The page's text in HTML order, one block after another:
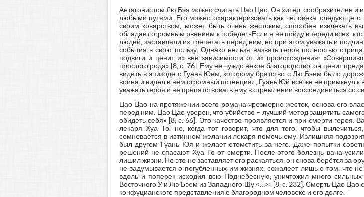
Антагонистом Лю Бэя можно считать Цао Цао. Он хитёр, сообразителен и
любыми путями. Его можно охарактеризовать как человека,
своим коварством, может быть очень жестоким, способен извлекать
обладает огромным рвением к победе: «Если я не пойду впереди всех, кто
людей, заставляли их трепетать перед ним, но при этом уважать и
события в свою пользу. Однако нельзя назвать героя полностью
подвиги и ценит их вне зависимости от их происхождения:
простого рода» [8, c. 76]. Ему не чуждо некое благородство, он ценит
видеть в эпизоде с Гуань Юем, которому братство с Лю Бэем было
воина и видел в нём огромный потенциал, Гуань Юй всё же не примкнул
уважать героя и не препятствовать ему в стремлении воссоединиться со
Цао Цао на протяжении всего романа чрезмерно жесток, основа его
перед ним. Цао Цао уверен, что убийство – лучший метод защитить
обидеть себя» [8, с. 66]. Это качество проявляется и при смерти героя.
лекаря Хуа То, но, когда тот говорит, что для того, чтобы
сомневается в истинном желании лекаря помочь ему. Излишняя
был другом Гуань Юя и желает отомстить за него. Даже попытки
решений не спасают Хуа То от смерти. После этого болезнь вана
лишил жизни. Но это не заставляет его раскаяться, он снова берётся за
не задумывается о погубленных им жизнях, сожалеет лишь о том, что не
вдоль и поперек исходил всю Поднебесную, уничтожил много
Восточного У и Лю Бэем из Западного Шу <…>» [8, c. 232]. Смерть Цао Цао
конфуцианского представления о благородном человеке и его долге.